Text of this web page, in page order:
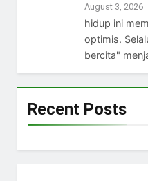
August 3, 2026
hidup ini
optimis.
bercita"
Recent Posts